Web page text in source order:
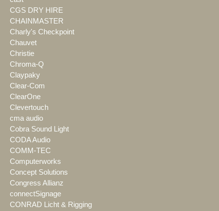
CGS DRY HIRE
CHAINMASTER
Charly's Checkpoint
Chauvet
Christie
Chroma-Q
Claypaky
Clear-Com
ClearOne
Clevertouch
cma audio
Cobra Sound Light
CODA Audio
COMM-TEC
Computerworks
Concept Solutions
Congress Allianz
connectSignage
CONRAD Licht & Rigging